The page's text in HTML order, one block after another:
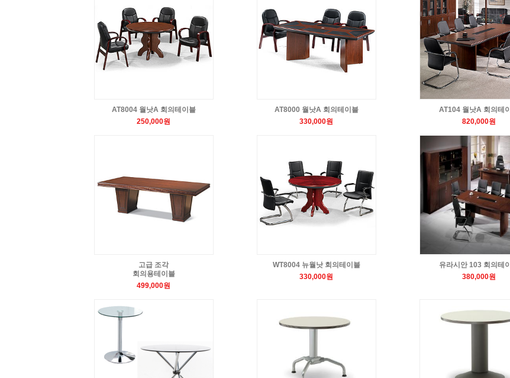
AT8004 월낫A 회의테이블
250,000원
AT8000 월낫A 회의테이블
330,000원
AT104 월낫A 회의테
820,000원
고급 조각
회의용테이블
499,000원
WT8004 뉴월낫 회의테이블
330,000원
유라시안 103 회의테
380,000원